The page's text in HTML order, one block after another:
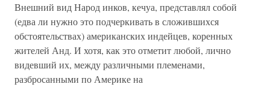
Внешний вид Народ инков, кечуа, представлял собой
(едва ли нужно это подчеркивать в сложившихся
обстоятельствах) американских индейцев, коренных
жителей Анд. И хотя, как это отметит любой, лично
видевший их, между различными племенами,
разбросанными по Америке на